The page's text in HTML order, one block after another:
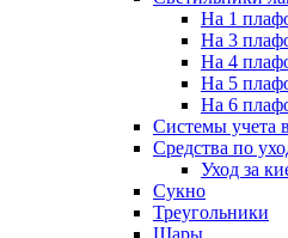
На 1
На 3
На 4
На 5
На 6
Системы учета
Средства по
Уход за
Сукно
Треугольники
Шары